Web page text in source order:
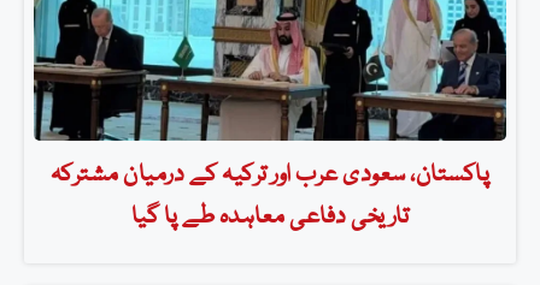
پاکستان، سعودی عرب اور ترکیہ کے درمیان مشترکہ
تاریخی دفاعی معاہدہ طے پا گیا